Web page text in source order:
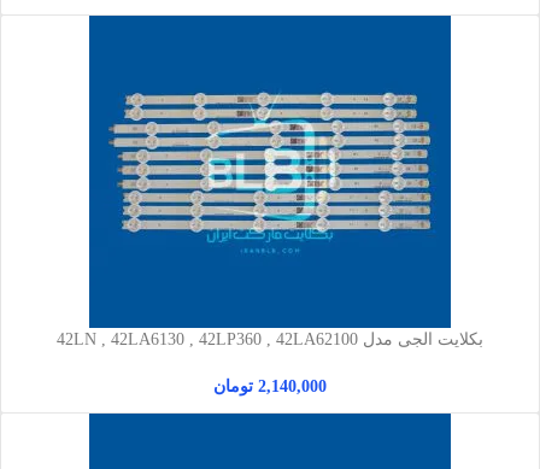
بکلایت الجی مدل 42LN , 42LA6130 , 42LP360 , 42LA62100
2,140,000 تومان